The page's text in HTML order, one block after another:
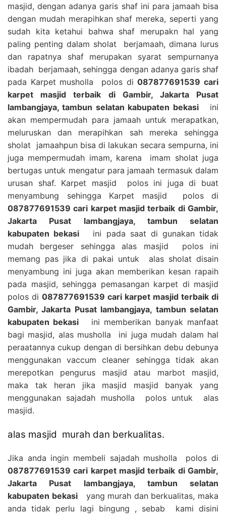
masjid, dengan adanya garis shaf ini para jamaah bisa
dengan mudah merapihkan shaf mereka, seperti yang
sudah kita ketahui bahwa shaf merupakn hal yang
paling penting dalam sholat berjamaah, dimana lurus
dan rapatnya shaf merupakan syarat sempurnanya
ibadah berjamaah, sehingga dengan adanya garis shaf
pada Karpet musholla polos di087877691539 cari
karpet masjid terbaik di Gambir, Jakarta Pusat
lambangjaya, tambun selatan kabupaten bekasiini
akan mempermudah para jamaah untuk merapatkan,
meluruskan dan merapihkan sah mereka sehingga
sholat jamaahpun bisa di lakukan secara sempurna, ini
juga mempermudah imam, karena imam sholat juga
bertugas untuk mengatur para jamaah termasuk dalam
urusan shaf. Karpet masjid polos ini juga di buat
menyambung sehingga Karpet masjid polos di
087877691539 cari karpet masjid terbaik di Gambir,
Jakarta Pusat lambangjaya, tambun selatan
kabupaten bekasi ini pada saat di gunakan tidak
mudah bergeser sehingga alas masjid polos ini
memang pas jika di pakai untuk alas sholat disain
menyambung ini juga akan memberikan kesan rapaih
pada masjid, sehingga pemasangan karpet di masjid
polos di 087877691539 cari karpet masjid terbaik di
Gambir, Jakarta Pusat lambangjaya, tambun selatan
kabupaten bekasi ini memberikan banyak manfaat
bagi masjid, alas musholla ini juga mudah dalam hal
peraatannya cukup dengan di bersihkan debu debunya
menggunakan vaccum cleaner sehingga tidak akan
merepotkan pengurus masjid atau marbot masjid,
maka tak heran jika masjid masjid banyak yang
menggunakan sajadah musholla polos untuk alas
masjid.
alas masjid murah dan berkualitas.
Jika anda ingin membeli sajadah musholla polos di
087877691539 cari karpet masjid terbaik di Gambir,
Jakarta Pusat lambangjaya, tambun selatan
kabupaten bekasiyang murah dan berkualitas, maka
anda tidak perlu lagi bingung , sebab kami disini